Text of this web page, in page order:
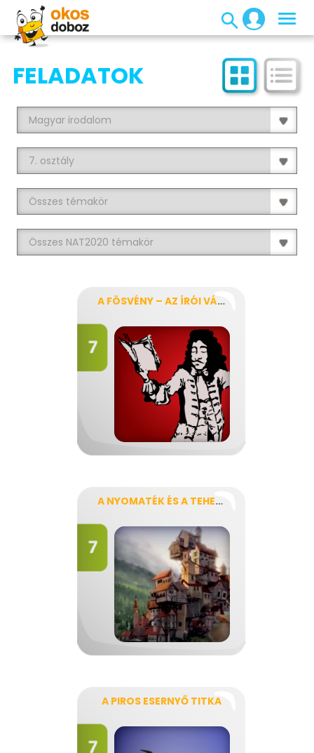
FELADATOK
A FÖSVÉNY – AZ ÍRÓI VÁLTOZAT
A NYOMATÉK ÉS A TEHETETLENSÉG MESÉJE
A PIROS ESERNYŐ TITKA